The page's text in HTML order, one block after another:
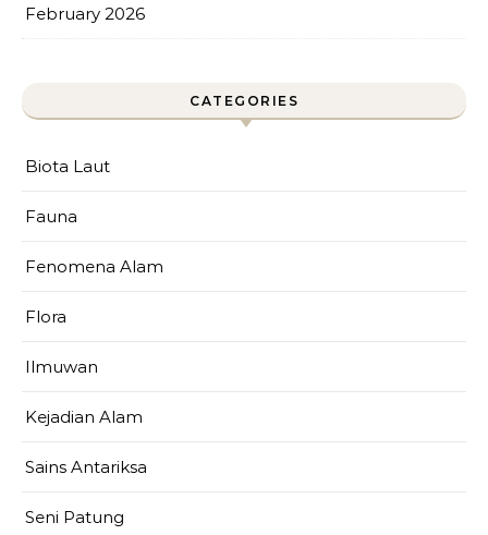
February 2026
CATEGORIES
Biota Laut
Fauna
Fenomena Alam
Flora
Ilmuwan
Kejadian Alam
Sains Antariksa
Seni Patung